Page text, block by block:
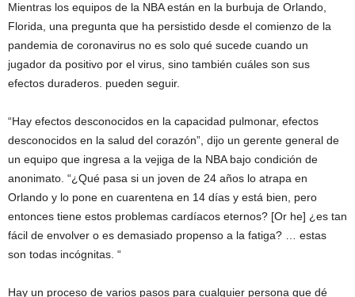
Mientras los equipos de la NBA están en la burbuja de Orlando,
Florida, una pregunta que ha persistido desde el comienzo de la
pandemia de coronavirus no es solo qué sucede cuando un
jugador da positivo por el virus, sino también cuáles son sus
efectos duraderos. pueden seguir.
“Hay efectos desconocidos en la capacidad pulmonar, efectos
desconocidos en la salud del corazón”, dijo un gerente general de
un equipo que ingresa a la vejiga de la NBA bajo condición de
anonimato. “¿Qué pasa si un joven de 24 años lo atrapa en
Orlando y lo pone en cuarentena en 14 días y está bien, pero
entonces tiene estos problemas cardíacos eternos? [Or he] ¿es tan
fácil de envolver o es demasiado propenso a la fatiga? … estas
son todas incógnitas. “
Hay un proceso de varios pasos para cualquier persona que dé